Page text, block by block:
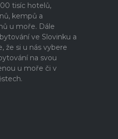
tisíc hotelů,
kempů a
u moře. Dále
ve Slovinku a
že si u nás vybere
na svou
u moře či v